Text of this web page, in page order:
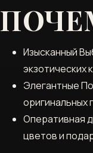
Изысканный
экзотических
Элегантные
оригинальных
Оперативная
цветов и